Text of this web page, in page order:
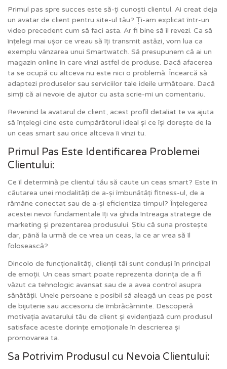
Primul pas spre succes este să-ți cunoști clientul. Ai creat deja
un avatar de client pentru site-ul tău? Ți-am explicat într-un
video precedent cum să faci asta. Ar fi bine să îl revezi. Ca să
înțelegi mai ușor ce vreau să îți transmit astăzi, vom lua ca
exemplu vânzarea unui Smartwatch. Să presupunem că ai un
magazin online în care vinzi astfel de produse. Dacă afacerea
ta se ocupă cu altceva nu este nici o problemă. Încearcă să
adaptezi produselor sau serviciilor tale ideile următoare. Dacă
simți că ai nevoie de ajutor cu asta scrie-mi un comentariu.
Revenind la avatarul de client, acest profil detaliat te va ajuta
să înțelegi cine este cumpărătorul ideal și ce își dorește de la
un ceas smart sau orice altceva îi vinzi tu.
Primul Pas Este Identificarea Problemei
Clientului:
Ce îl determină pe clientul tău să caute un ceas smart? Este în
căutarea unei modalități de a-și îmbunătăți fitness-ul, de a
rămâne conectat sau de a-și eficientiza timpul? Înțelegerea
acestei nevoi fundamentale îți va ghida întreaga strategie de
marketing și prezentarea produsului. Știu că suna prostește
dar, până la urmă de ce vrea un ceas, la ce ar vrea să îl
folosească?
Dincolo de funcționalități, clienții tăi sunt conduși în principal
de emoții. Un ceas smart poate reprezenta dorința de a fi
văzut ca tehnologic avansat sau de a avea control asupra
sănătății. Unele persoane e posibil să aleagă un ceas pe post
de bijuterie sau accesoriu de îmbrăcăminte. Descoperă
motivația avatarului tău de client și evidențiază cum produsul
satisface aceste dorințe emoționale în descrierea și
promovarea ta.
Sa Potrivim Produsul cu Nevoia Clientului: